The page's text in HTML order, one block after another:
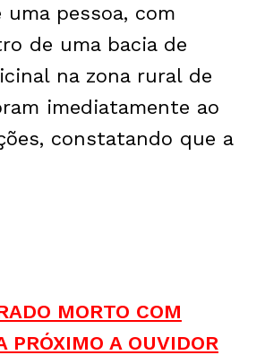
pessoa, com
de uma bacia de
na zona rural de
imediatamente ao
constatando que a
MORTO COM
PRÓXIMO A OUVIDOR